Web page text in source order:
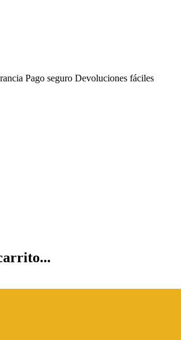
Pago seguro Devoluciones fáciles